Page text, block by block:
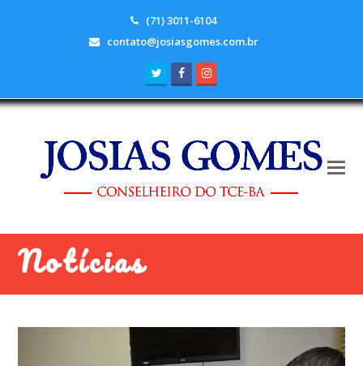
(71) 3011-6104
contato@josiasgomes.com.br
TwitterFacebook
Notícias